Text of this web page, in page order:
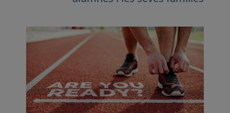
alumnes i les seves famílies